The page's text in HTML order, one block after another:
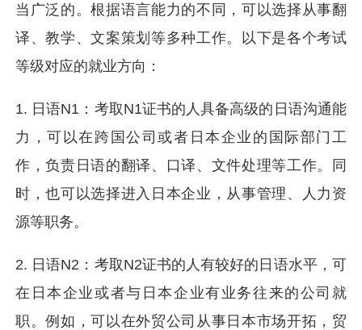
当广泛的。根据语言能力的不同，可以选择从事翻
译、教学、文案策划等多种工作。以下是各个考试
等级对应的就业方向：
1. 日语N1：考取N1证书的人具备高级的日语沟通能
力，可以在跨国公司或者日本企业的国际部门工
作，负责日语的翻译、口译、文件处理等工作。同
时，也可以选择进入日本企业，从事管理、人力资
源等职务。
2. 日语N2：考取N2证书的人有较好的日语水平，可
在日本企业或者与日本企业有业务往来的公司就
职。例如，可以在外贸公司从事日本市场开拓，贸